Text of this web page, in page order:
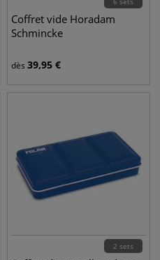
Coffret vide Horadam
Schmincke
dès 39,95 €
2 sets